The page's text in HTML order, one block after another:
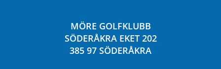
MÖRE GOLFKLUBB
SÖDERÅKRA EKET 202
385 97 SÖDERÅKRA